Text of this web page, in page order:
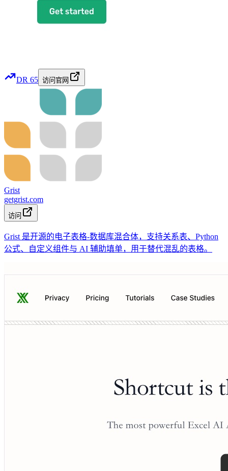
DR 65 访问官网
Grist
getgrist.com
访问
Grist 是开源的电子表格-数据库混合体，支持关系表、Python
公式、自定义组件与 AI 辅助填单，用于替代混乱的表格。